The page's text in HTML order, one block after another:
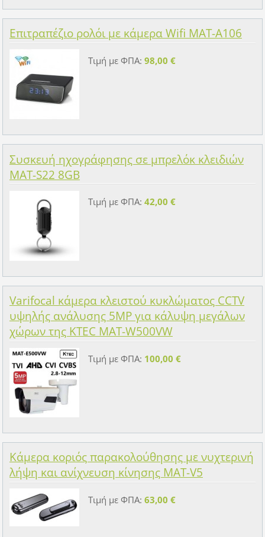
Επιτραπέζιο ρολόι με κάμερα Wifi MAT-A106
Τιμή με ΦΠΑ: 98,00 €
Συσκευή ηχογράφησης σε μπρελόκ κλειδιών
MAT-S22 8GB
Τιμή με ΦΠΑ: 42,00 €
Varifocal κάμερα κλειστού κυκλώματος CCTV
υψηλής ανάλυσης 5MP για κάλυψη μεγάλων
χώρων της KTEC MAT-W500VW
Τιμή με ΦΠΑ: 100,00 €
Κάμερα κοριός παρακολούθησης με νυχτερινή
λήψη και ανίχνευση κίνησης MAT-V5
Τιμή με ΦΠΑ: 63,00 €